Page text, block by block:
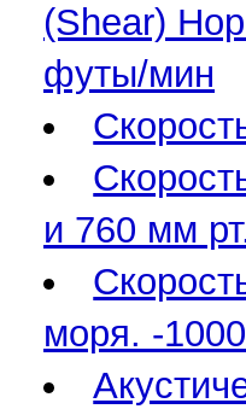
(Shear)
футы/мин
и 760 мм
моря. -